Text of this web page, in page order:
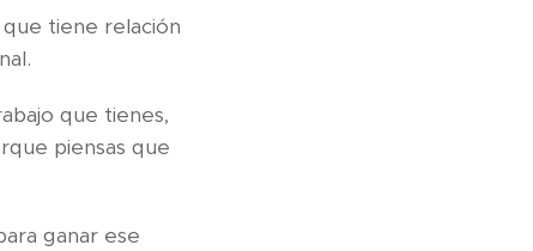
tiene relación
que tienes,
piensas que
ganar ese